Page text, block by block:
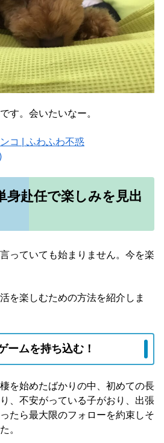
す。会いたいなー。
コ | ふわふわ不惑
身赴任で楽しみを見出
っていても始まりません。今を楽
を楽しむための方法を紹介しま
ームを持ち込む！
を始めたばかりの中、初めての長
、不安がっている子がおり、出張
たら最大限のフォローを約束しそ
。